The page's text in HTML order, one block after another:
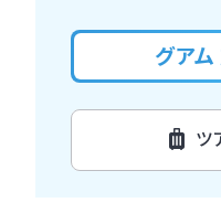
グアム
ツ